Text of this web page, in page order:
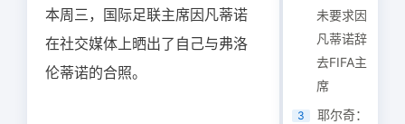
本周三，国际足联主席因凡蒂诺
在社交媒体上晒出了自己与弗洛
伦蒂诺的合照。
未要求因
凡蒂诺辞
去FIFA主
席
3
耶尔奇：